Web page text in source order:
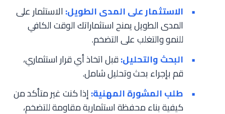
الاستثمار على المدى الطويل: الاستثمار على
المدى الطويل يمنح استثماراتك الوقت الكافي
للنمو والتغلب على التضخم.
البحث والتحليل:قبل اتخاذ أي قرار استثماري،
قم بإجراء بحث وتحليل شامل.
طلب المشورة المهنية:إذا كنت غير متأكد من
كيفية بناء محفظة استثمارية مقاومة للتضخم،